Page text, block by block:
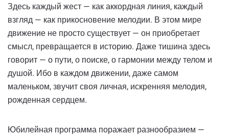
Здесь каждый жест — как аккордная линия, каждый
взгляд — как прикосновение мелодии. В этом мире
движение не просто существует — он приобретает
смысл, превращается в историю. Даже тишина здесь
говорит — о пути, о поиске, о гармонии между телом и
душой. Ибо в каждом движении, даже самом
маленьком, звучит своя личная, искренняя мелодия,
рожденная сердцем.
Юбилейная программа поражает разнообразием —